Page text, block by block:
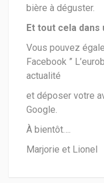
bière à déguster.
Et tout cela dans
Vous pouvez
Facebook ”
actualité
et déposer votre
Google.
À bientôt….
Marjorie et Lionel